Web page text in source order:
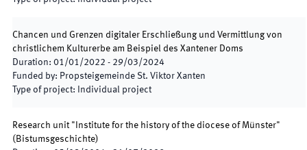
Chancen und Grenzen digitaler Erschließung und Vermittlung von
christlichem Kulturerbe am Beispiel des Xantener Doms
Duration: 01/01/2022 - 29/03/2024
Funded by: Propsteigemeinde St. Viktor Xanten
Type of project: Individual project
Research unit "Institute for the history of the diocese of Münster"
( Bistumsgeschichte)